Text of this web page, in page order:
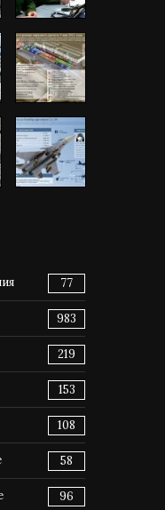
77
983
219
153
108
58
96